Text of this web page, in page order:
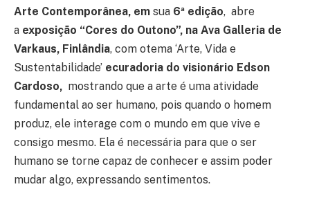
Arte Contemporânea, em sua 6ª edição, abre
a exposição “Cores do Outono”, na Ava Galleria de
Varkaus, Finlândia, com otema ‘Arte, Vida e
Sustentabilidade’ ecuradoria do visionário Edson
Cardoso, mostrando que a arte é uma atividade
fundamental ao ser humano, pois quando o homem
produz, ele interage com o mundo em que vive e
consigo mesmo. Ela é necessária para que o ser
humano se torne capaz de conhecer e assim poder
mudar algo, expressando sentimentos.